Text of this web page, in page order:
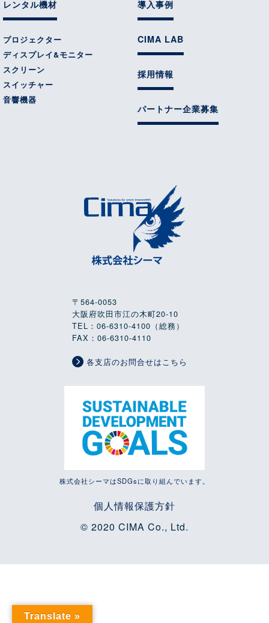
レンタル機材
プロジェクター
ディスプレイ&モニター
スクリーン
スイッチャー
音響機器
導入事例
CIMA LAB
採用情報
パートナー企業募集
〒564-0053
大阪府吹田市江の木町20-10
TEL：06-6310-4100（総務）
FAX：06-6310-4110
各支店のお問合せはこちら
株式会社シーマはSDGsに取り組んでいます。
個人情報保護方針
© 2020 CIMA Co., Ltd.
Translate »